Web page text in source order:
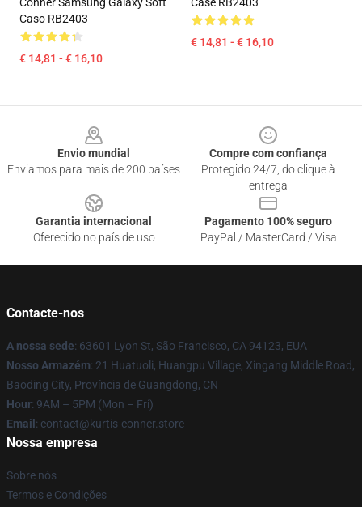
Caso RB2403
€ 14,81 - € 16,10
€ 14,81 - € 16,10
Envio mundial
Enviamos para mais de 200 países
Compre com confiança
Protegido 24/7, do clique à
entrega
Garantia internacional
Oferecido no país de uso
Pagamento 100% seguro
PayPal / MasterCard / Visa
Contacte-nos
A nossa sede: 63601 Lyon St, São Francisco, CA 94123, EUA
Nosso Armazém: 21 Huatuoli, Huangpu Village, Xingang Middle Road,
Baoding City, Província de Guangdong, CN
Hour: 9AM – 5PM (Mon – Fri)
Email : contact@kurtis-conner.store
Nossa empresa
Sobre nós
Termos e Condições